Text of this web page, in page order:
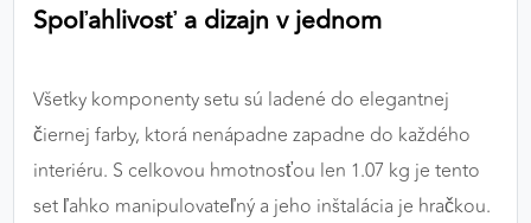
Spoľahlivosť a dizajn v jednom
Všetky komponenty setu sú ladené do elegantnej
čiernej farby, ktorá nenápadne zapadne do každého
interiéru. S celkovou hmotnosťou len 1.07 kg je tento
set ľahko manipulovateľný a jeho inštalácia je hračkou.